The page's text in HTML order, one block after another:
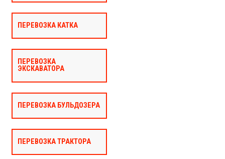
ПЕРЕВОЗКА КАТКА
ПЕРЕВОЗКА
ЭКСКАВАТОРА
ПЕРЕВОЗКА БУЛЬДОЗЕРА
ПЕРЕВОЗКА ТРАКТОРА